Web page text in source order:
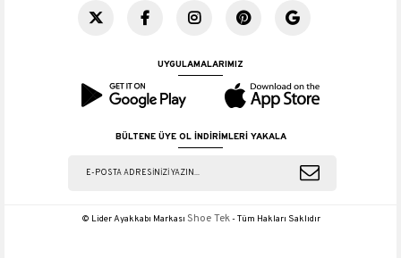
UYGULAMALARIMIZ
BÜLTENE ÜYE OL İNDİRİMLERİ YAKALA
© Lider Ayakkabı Markası Shoe Tek- Tüm Hakları Saklıdır